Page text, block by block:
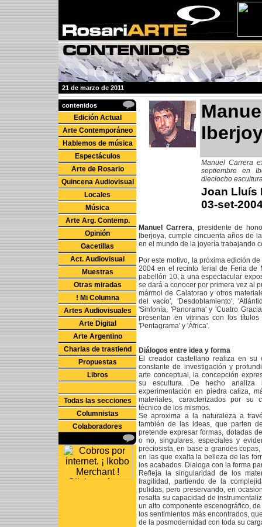
21 de marzo de 2011
contenidos
Edición Actual
Arte Contemporáneo
Hablemos de música
Espectáculos
Arte de Rosario
Quincena Audiovisual
Locales
Música
Arte Arg. Contemp.
Opinión
Gacetillas
Act. Audiovisual
Muestras
Otras miradas
! Mi Columna
Artes Audiovisuales
Arte Digital
Arte Argentino
Charlas de trastiend
Propuestas
Libros
Todas las secciones
Columnistas
Colaboradores
Manuel Carrera
septiembre en
dieciocho
Joan Lluís
03-set-
Manuel Carrera, presidente de
Iberjoya, cumple cincuenta años de
en el mundo de la joyería trabajando
Por este motivo, la próxima edición
2004 en el recinto ferial de Feria de
pabellón 10, a una espectacular
se dará a conocer por primera vez al
mármol de Calatorao y otros
del vacío', 'Desdoblamiento',
'Sinfonía, 'Panorama' y 'Cuatro
presentan en vitrinas con los títulos
'Pentagrama' y 'África'.
Diálogos entre idea y forma
El creador castellano realiza en su
constante de investigación y
arte conceptual, la concepción
su escultura. De hecho
experimentación en piedra caliza,
materiales, caracterizados por su
técnico de los mismos.
Se aproxima a la naturaleza a
también de las ideas, que parten
pretende expresar formas, dotadas
o no, singulares, especiales y
preciosista, en base a grandes
en las que exalta la belleza de las
los acabados. Dialoga con la forma
Refleja la singularidad de los
fragilidad, partiendo de la
pulidas, pero preservando, en
resalta su capacidad de
un alto componente escenográfico,
los sentimientos más encontrados,
de la posmodernidad con toda su